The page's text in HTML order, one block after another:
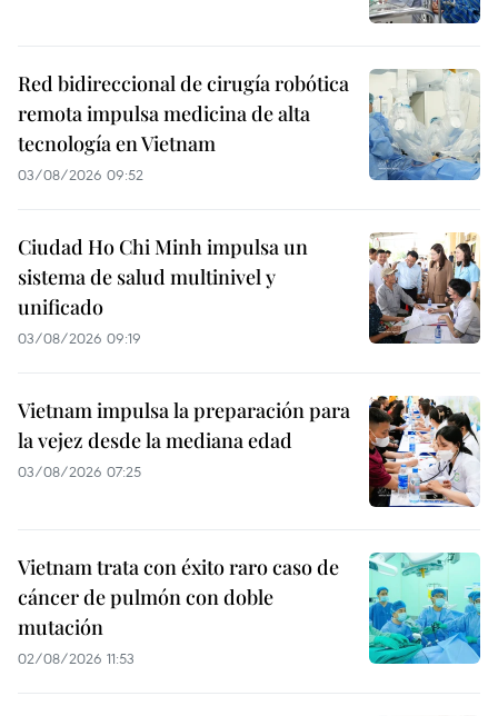
Red bidireccional de cirugía robótica
remota impulsa medicina de alta
tecnología en Vietnam
03/08/2026 09:52
Ciudad Ho Chi Minh impulsa un
sistema de salud multinivel y
unificado
03/08/2026 09:19
Vietnam impulsa la preparación para
la vejez desde la mediana edad
03/08/2026 07:25
Vietnam trata con éxito raro caso de
cáncer de pulmón con doble
mutación
02/08/2026 11:53